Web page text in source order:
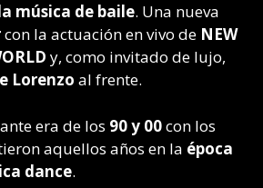
música de baile. Una nueva
con la actuación en vivo de NEW
y, como invitado de lujo,
Lorenzo al frente.
era de los 90 y 00con los
aquellos años en la época
dance.